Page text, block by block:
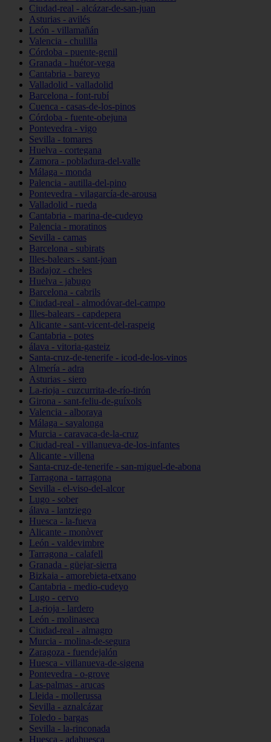
Ciudad-real - alcázar-de-san-juan
Asturias - avilés
León - villamañán
Valencia - chulilla
Córdoba - puente-genil
Granada - huétor-vega
Cantabria - bareyo
Valladolid - valladolid
Barcelona - font-rubí
Cuenca - casas-de-los-pinos
Córdoba - fuente-obejuna
Pontevedra - vigo
Sevilla - tomares
Huelva - cortegana
Zamora - pobladura-del-valle
Málaga - monda
Palencia - autilla-del-pino
Pontevedra - vilagarcía-de-arousa
Valladolid - rueda
Cantabria - marina-de-cudeyo
Palencia - moratinos
Sevilla - camas
Barcelona - subirats
Illes-balears - sant-joan
Badajoz - cheles
Huelva - jabugo
Barcelona - cabrils
Ciudad-real - almodóvar-del-campo
Illes-balears - capdepera
Alicante - sant-vicent-del-raspeig
Cantabria - potes
álava - vitoria-gasteiz
Santa-cruz-de-tenerife - icod-de-los-vinos
Almería - adra
Asturias - siero
La-rioja - cuzcurrita-de-río-tirón
Girona - sant-feliu-de-guíxols
Valencia - alboraya
Málaga - sayalonga
Murcia - caravaca-de-la-cruz
Ciudad-real - villanueva-de-los-infantes
Alicante - villena
Santa-cruz-de-tenerife - san-miguel-de-abona
Tarragona - tarragona
Sevilla - el-viso-del-alcor
Lugo - sober
álava - lantziego
Huesca - la-fueva
Alicante - monòver
León - valdevimbre
Tarragona - calafell
Granada - güejar-sierra
Bizkaia - amorebieta-etxano
Cantabria - medio-cudeyo
Lugo - cervo
La-rioja - lardero
León - molinaseca
Ciudad-real - almagro
Murcia - molina-de-segura
Zaragoza - fuendejalón
Huesca - villanueva-de-sigena
Pontevedra - o-grove
Las-palmas - arucas
Lleida - mollerussa
Sevilla - aznalcázar
Toledo - bargas
Sevilla - la-rinconada
Huesca - adahuesca